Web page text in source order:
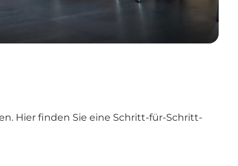
Hier finden Sie eine Schritt-für-Schritt-